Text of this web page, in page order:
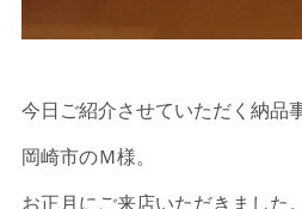
今日ご紹介させていただく納品
岡崎市のＭ様。
お正月にご来店いただきました。